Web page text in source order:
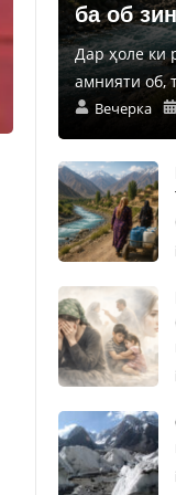
ба об
Дар ҳоле ки
амнияти об,
Вечерка